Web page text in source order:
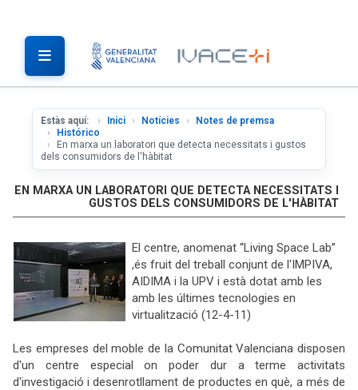
Estàs aquí: Inici Notícies
Notes de premsa
Histórico
En marxa un laboratori que detecta necessitats i gustos
dels consumidors de l'hàbitat
EN MARXA UN LABORATORI QUE DETECTA NECESSITATS I
GUSTOS DELS CONSUMIDORS DE L'HÀBITAT
El centre, anomenat “Living Space Lab”
,és fruit del treball conjunt de l'IMPIVA,
AIDIMA i la UPV i està dotat amb les
amb les últimes tecnologies en
virtualització (12-4-11)
Les empreses del moble de la Comunitat Valenciana disposen
d'un centre especial on poder dur a terme activitats
d'investigació i desenrotllament de productes en què, a més de